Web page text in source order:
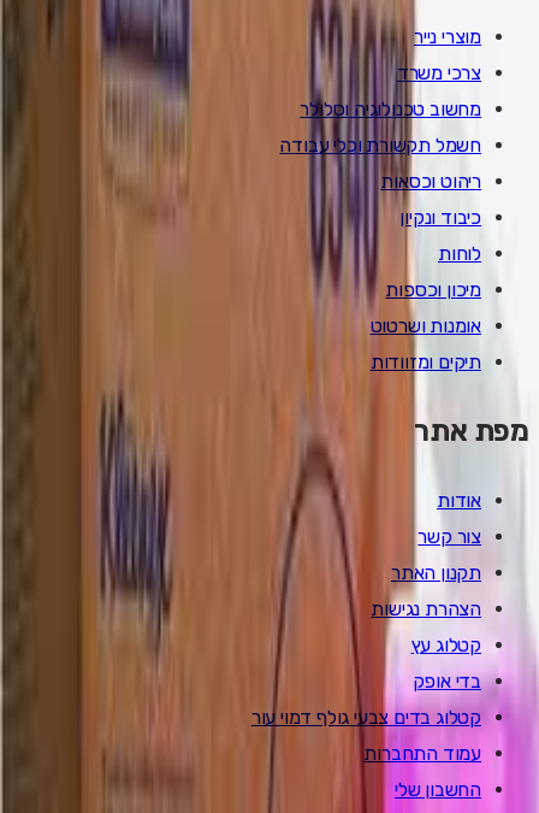
מוצרי נייר
צרכי משרד
מחשוב טכנולוגיה וסלולר
חשמל תקשורת וכלי עבודה
ריהוט וכסאות
כיבוד ונקיון
לוחות
מיכון וכספות
אומנות ושרטוט
תיקים ומזוודות
מפת אתר
אודות
צור קשר
תקנון האתר
הצהרת נגישות
קטלוג עץ
בדי אופק
קטלוג בדים צבעי גולף דמוי עור
עמוד התחברות
החשבון שלי